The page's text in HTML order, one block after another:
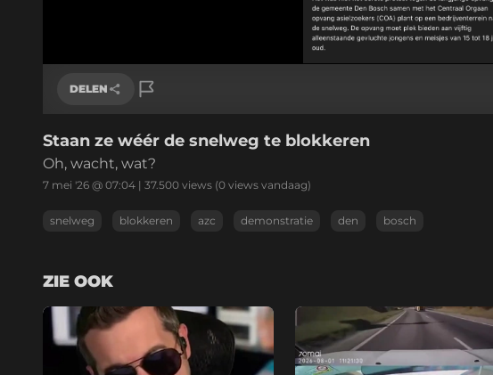
DELEN
Link kopiëren
Staan ze wéér de snelweg te blokkeren
Oh, wacht, wat?
7 mei '26 @ 07:04 | 37.500 views (0 views vandaag)
snelweg blokkeren azc demonstratie den bosch
ZIE OOK